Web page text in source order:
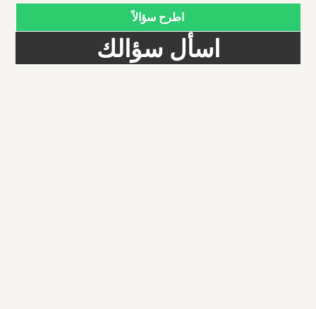
اطرح سؤالاً
اسأل سؤالك